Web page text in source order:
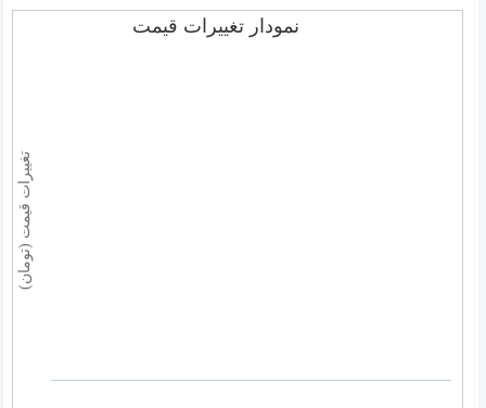
تغییرات قیمت (تومان)
نمودار تغییرات قیمت